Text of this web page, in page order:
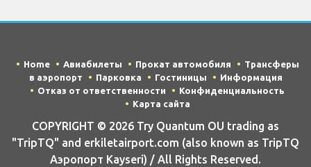
Home Авиабилеты Прокат автомобиля
Трансферы
в аэропорт
Парковка Гостиницы
Информация
Отказ от ответственности
Конфиденциальность
Карта сайта
COPYRIGHT © 2026 Try Quantum OU trading as
"TripTQ" and erkiletairport.com (also known as TripTQ
Аэропорт Kayseri) / All Rights Reserved.